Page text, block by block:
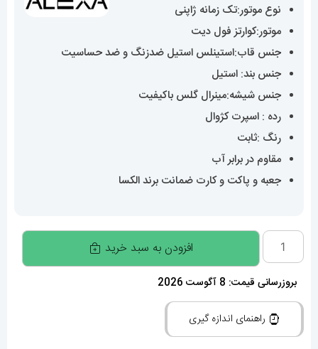
نوع موتور:تک زمانه ژاپنی
موتور:کوارتز فول دیت
جنس قاب:استینلس استیل ضدزنگ و ضد حساسیت
جنس بند: استیل
جنس شیشه:مینرال گلس باکیفیت
رده : اسپرت کژوال
رنگ :ثابت
مقاوم در برابر آب
جعبه و پاکت و کارت ضمانت برند الکسا
ساعت
الکسا
مردانه
اورجینال
افزودن به سبد خرید
بروزرسانی قیمت: 8 آگوست 2026
راهنمای اندازه گیری